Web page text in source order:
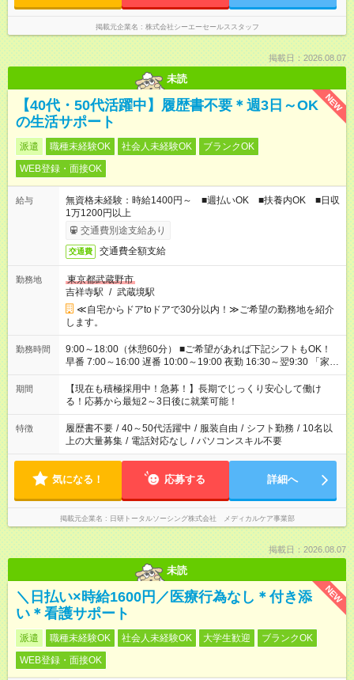
掲載元企業名 株式会社シーエーセールススタッフ
掲載日：2026.08.07
未読
NEW
【40代・50代活躍中】履歴書不要＊週3日～OK
の生活サポート
派遣 職種未経験OK 社会人未経験OK
ブランクOK
WEB登録・面接OK
給与
無資格未経験：時給1400円～ ■週払いOK ■扶養内OK ■日収
1万1200円以上
交通費別途支給あり
交通費 交通費全額支給
勤務地
東京都武蔵野市
吉祥寺駅 / 武蔵境駅
≪自宅からドアtoドアで30分以内！≫ご希望の勤務地を紹介
します。
勤務時間
9:00～18:00（休憩60分） ■ご希望があれば下記シフトもOK！
早番 7:00～16:00 遅番 10:00～19:00 夜勤 16:30～翌9:30 「家族
と休みを合わせたい」 「余裕を持って夕飯の準備がしたい」
「できれば残業はしたくない」 など、ご希望を教えてください
ね。 ※Wワーク希望の方へ 今ご覧のお仕事で希望する勤務時間
と、もう1つのお仕事の勤務時間が 合計で週40時間を超える場
合は応募できません。
期間
【現在も積極採用中！急募！】長期でじっくり安心して働け
る！応募から最短2～3日後に就業可能！
特徴 履歴書不要 / 40～50代活躍中 / 服装自由 / シフト勤務 / 10名以
上の大量募集 / 電話対応なし / パソコンスキル不要
気になる！ 応募する 詳細へ
掲載元企業名 日研トータルソーシング株式会社 メディカルケア事業部
掲載日：2026.08.07
未読
NEW
＼日払い×時給1600円／医療行為なし＊付き添
い＊看護サポート
派遣 職種未経験OK 社会人未経験OK 大学生歓迎
ブランクOK
WEB登録・面接OK